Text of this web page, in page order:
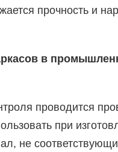
прочность и
в
проводится
при
не